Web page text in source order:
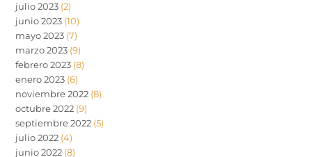
julio 2023 (2)
junio 2023 (10)
mayo 2023 (7)
marzo 2023 (9)
febrero 2023 (8)
enero 2023 (6)
noviembre 2022 (8)
octubre 2022 (9)
septiembre 2022 (5)
julio 2022 (4)
junio 2022 (8)